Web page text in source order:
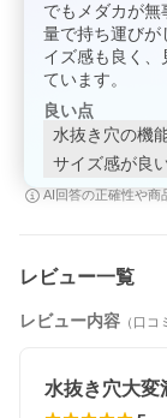
ＧＥＸ メダカ元
対象
メダカ
８〜１
特長
●屋外
●急な
れてメ
●穴も
作りに
●さら
構造で
サイズ
（約）
直径
材質
ＰＰ
ないで
※風化
でもメダカが
量で持ち運びが
イズ感も良く
ています。
良い点
水抜き穴の機
サイズ感が良
AI回答の正確性や商
レビュー一覧
レビュー内容 （口コ